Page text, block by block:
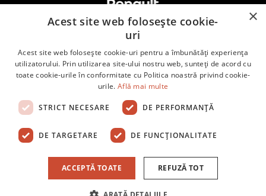
Renault.ro
Dacia.ro
Termeni și condiții
Cookies
×
Acest site web folosește cookie-
uri
Acest site web folosește cookie-uri pentru a îmbunătăți experiența
utilizatorului. Prin utilizarea site-ului nostru web, sunteți de acord cu
toate cookie-urile în conformitate cu Politica noastră privind cookie-
urile. Află mai multe
STRICT NECESARE DE PERFORMANȚĂ
DE TARGETARE DE FUNCŢIONALITATE
ACCEPTĂ TOATE REFUZĂ TOT